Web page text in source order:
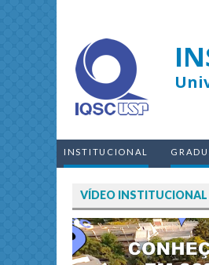
INSTITUCIONAL
VÍDEO INSTITUCIONAL